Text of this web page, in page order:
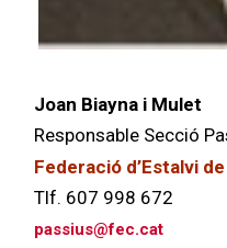
Joan Biayna i Mulet
Responsable Secció
Federació d’Estalvi
Tlf. 607 998 672
passius@fec.cat